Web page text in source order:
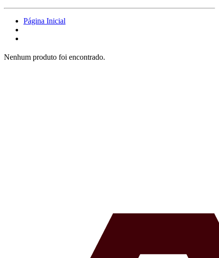
Página Inicial
Nenhum produto foi encontrado.